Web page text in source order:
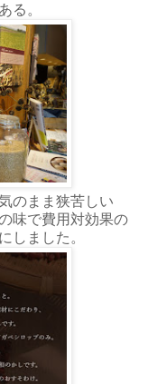
る。
のまま狭苦しい
味で費用対効果の
しました。